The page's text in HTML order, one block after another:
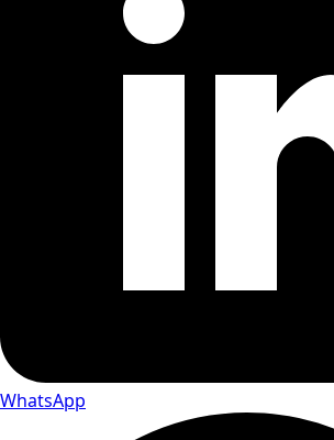
WhatsApp